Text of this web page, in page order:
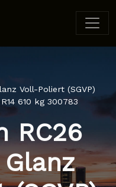
Voll-Poliert (SGVP)
610 kg 300783
RC26